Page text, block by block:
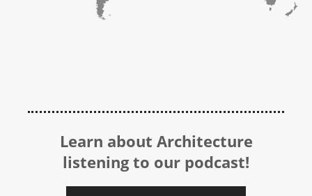
Learn about Architecture
listening to our podcast!